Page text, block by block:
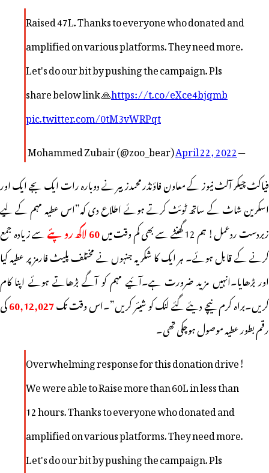
Raised 47L. Thanks to everyone who donated and
amplified on various platforms. They need more.
Let's do our bit by pushing the campaign. Pls
share below link 🙏https://t.co/eXce4bjqmb
pic.twitter.com/0tM3vWRPqt
— Mohammed Zubair (@zoo_bear)
April 22, 2022
فیاکٹ چیکر آلٹ نیوز کے معاون فاؤنڈر محمدزبیر نے دوبارہ رات ایک بجے ایک اور
اسکرین شاٹ کے ساتھ ٹوئٹ کرتے ہوئے اطلاع دی کہ”اس عطیہ مہم کے لیے
زبردست ردعمل! ہم 12 گھنٹے سے بھی کم وقت میں
60 لاکھ روپئے
سے زیادہ جمع
کرنے کے قابل ہوئے۔ ہر ایک کا شکریہ جنہوں نے مختلف پلیٹ فارمز پر عطیہ کیا
اور بڑھایا۔انہیں مزید ضرورت ہے۔آئیے مہم کو آگے بڑھاتے ہوئے اپنا کام
کریں۔براہ کرم نیچے دیئے گئے لنک کو شیئر کریں”۔اس وقت تک60,12,027کی
رقم بطور عطیہ موصول ہوچکی تھی۔
Overwhelming response for this donation drive!
We were able to Raise more than 60L in less than
12 hours. Thanks to everyone who donated and
amplified on various platforms. They need more.
Let's do our bit by pushing the campaign. Pls